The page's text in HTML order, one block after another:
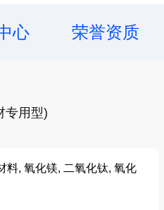
心 荣誉资质
专用型)
料, 氧化镁, 二氧化钛, 氧化